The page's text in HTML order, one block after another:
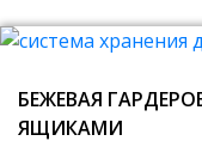
БЕЖЕВАЯ
ЯЩИКАМИ